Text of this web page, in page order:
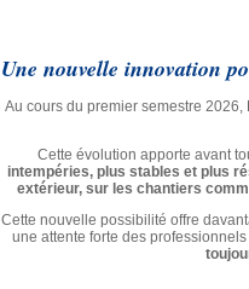
Une nouvelle innovation
Au cours du premier semestre
Cette évolution apporte avant
intempéries, plus stables et plus
extérieur, sur les chantiers
Cette nouvelle possibilité offre
une attente forte des